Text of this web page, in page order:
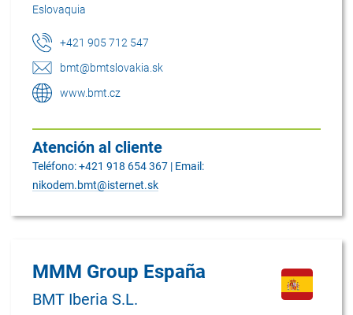
Eslovaquia
+421 905 712 547
bmt@bmtslovakia.sk
www.bmt.cz
Atención al cliente
Teléfono: +421 918 654 367 | Email:
nikodem.bmt@isternet.sk
MMM Group España
BMT Iberia S.L.